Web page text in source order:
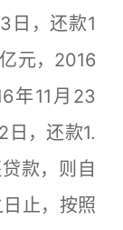
日，还款1
元，2016
年11月23
日，还款1.
款，则自
止，按照